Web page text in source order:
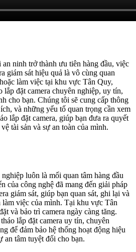
ninh trở thành ưu tiên hàng đầu, việc
giám sát hiệu quả là vô cùng quan
làm việc tại khu vực Tân Quy,
lắp đặt camera chuyên nghiệp, uy tín,
cho bạn. Chúng tôi sẽ cung cấp thông
và những yếu tố quan trọng cần xem
lắp đặt camera, giúp bạn đưa ra quyết
tài sản và sự an toàn của mình.
luôn là mối quan tâm hàng đầu
của công nghệ đã mang đến giải pháp
giám sát, giúp bạn quan sát, ghi lại và
làm việc của mình. Tại khu vực Tân
và bảo trì camera ngày càng tăng.
lắp đặt camera uy tín, chuyên
để đảm bảo hệ thống hoạt động hiệu
an tâm tuyệt đối cho bạn.